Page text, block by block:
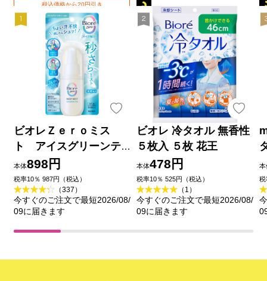
税込価格から20円引き
ビオレＺｅｒｏミス
ト アイスグリーンテ
ィーの香り ６０ｍＬ 花
王
本体898円
税率10％ 987円（税込）
（337）
今すぐのご注文で最短2026/08/
09に届きます
ビオレ 冷タオル 無香性
５枚入 ５枚 花王
本体478円
税率10％ 525円（税込）
（1）
今すぐのご注文で最短2026/08/
09に届きます
本
税